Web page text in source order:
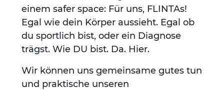
einem safer space: Für uns, FLINTAs!
Egal wie dein Körper aussieht. Egal ob
du sportlich bist, oder ein Diagnose
trägst. Wie DU bist. Da. Hier.
Wir können uns gemeinsame gutes tun
und praktische unseren